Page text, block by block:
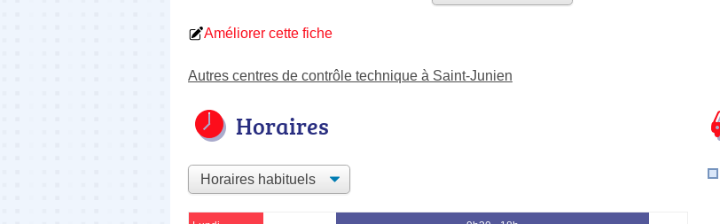
Améliorer cette fiche
Autres centres de contrôle technique à Saint-Junien
Horaires